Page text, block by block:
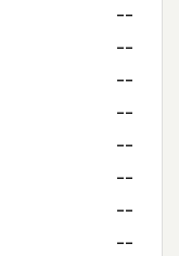
--
--
--
--
--
--
--
--